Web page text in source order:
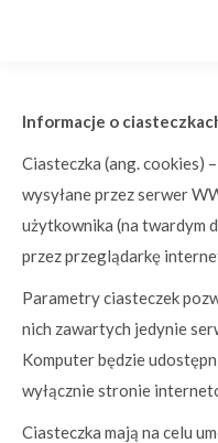
Informacje o
Ciasteczka (ang. cookies)
wysyłane przez serwer
użytkownika (na twardym
przez przeglądarkę
Parametry ciasteczek
nich zawartych jedynie
Komputer będzie
wyłącznie stronie
Ciasteczka mają na celu